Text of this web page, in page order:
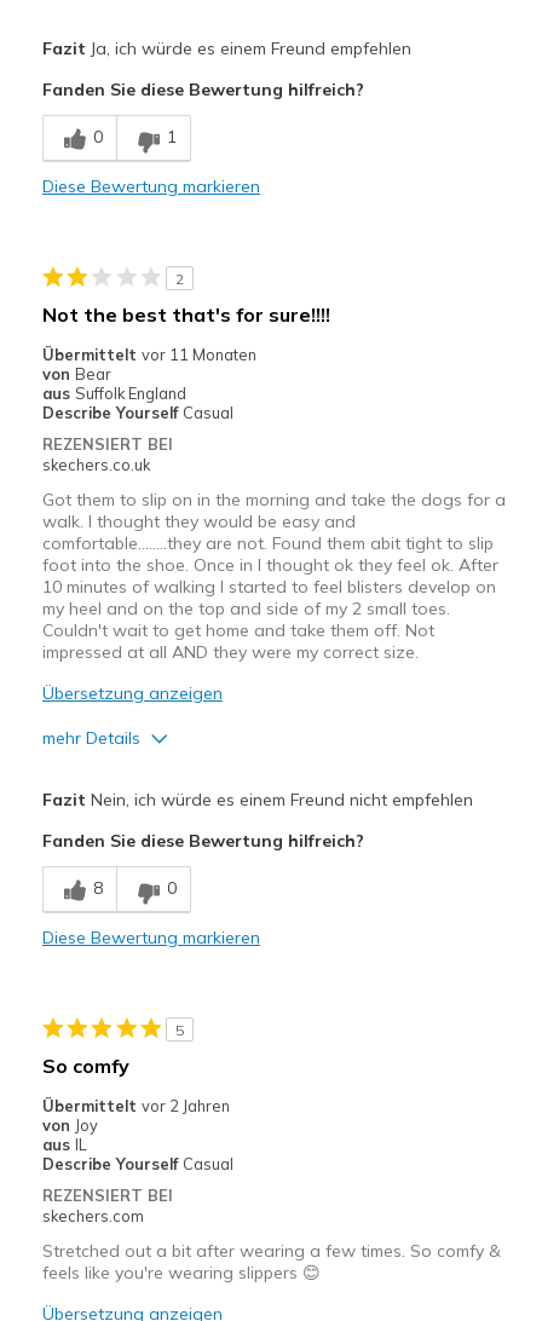
Breathe Well
Comfortable
Sizing
Feels true to size
View On Shoes
Shoes are for Wearing
Fazit Ja, ich würde es einem Freund empfehlen
Fanden Sie diese Bewertung hilfreich?
0 1
Diese Bewertung markieren
2
Not the best that's for sure!!!!
Übermittelt vor 11 Monaten
von Bear
aus Suffolk England
Describe Yourself Casual
REZENSIERT BEI
skechers.co.uk
Got them to slip on in the morning and take the dogs for a
walk. I thought they would be easy and
comfortable……..they are not. Found them abit tight to slip
foot into the shoe. Once in I thought ok they feel ok. After
10 minutes of walking I started to feel blisters develop on
my heel and on the top and side of my 2 small toes.
Couldn't wait to get home and take them off. Not
impressed at all AND they were my correct size.
Übersetzung anzeigen
mehr Details
Nachteile
Bottom of my foot. This all after just 10 minute
Need Break In
On the heels of and left small toes top and
Tight around the slip in and developed blisters
Geeignete Verwendung
Casual Wear
Width
Feels too narrow
Sizing
Feels full size too small
Fazit Nein, ich würde es einem Freund nicht empfehlen
Fanden Sie diese Bewertung hilfreich?
8 0
Diese Bewertung markieren
5
So comfy
Übermittelt vor 2 Jahren
von Joy
aus IL
Describe Yourself Casual
REZENSIERT BEI
skechers.com
Stretched out a bit after wearing a few times. So comfy &
feels like you're wearing slippers 😊
Übersetzung anzeigen